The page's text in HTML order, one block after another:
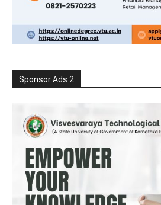
Sponsor Ads 2